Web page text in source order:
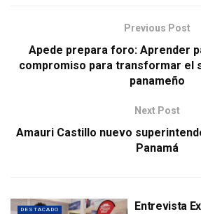
Previous Post
Apede prepara foro: Aprender
compromiso para transformar el
panameño
Next Post
Amauri Castillo nuevo
Panamá
DESTACADO
Entrevista